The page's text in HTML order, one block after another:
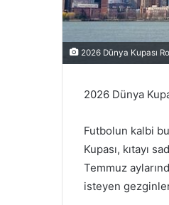
2026 Dünya Kupası
2026 Dünya
Futbolun kalbi bu
Kupası, kıtayı
Temmuz
isteyen